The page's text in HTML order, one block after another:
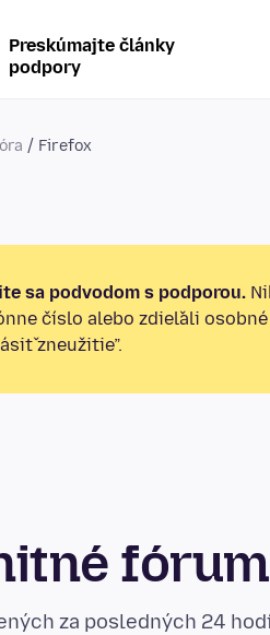
Preskúmajte články
podpory
Firefox
sa podvodom s podporou.
číslo alebo zdieľali
zneužitie”.
za posledných 24